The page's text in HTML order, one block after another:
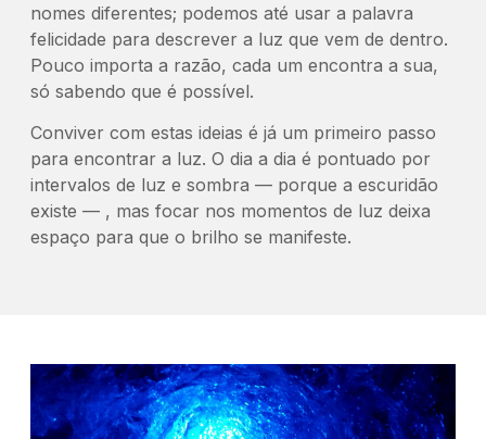
nomes diferentes; podemos até usar a palavra
felicidade para descrever a luz que vem de dentro.
Pouco importa a razão, cada um encontra a sua,
só sabendo que é possível.
Conviver com estas ideias é já um primeiro passo
para encontrar a luz. O dia a dia é pontuado por
intervalos de luz e sombra — porque a escuridão
existe — , mas focar nos momentos de luz deixa
espaço para que o brilho se manifeste.